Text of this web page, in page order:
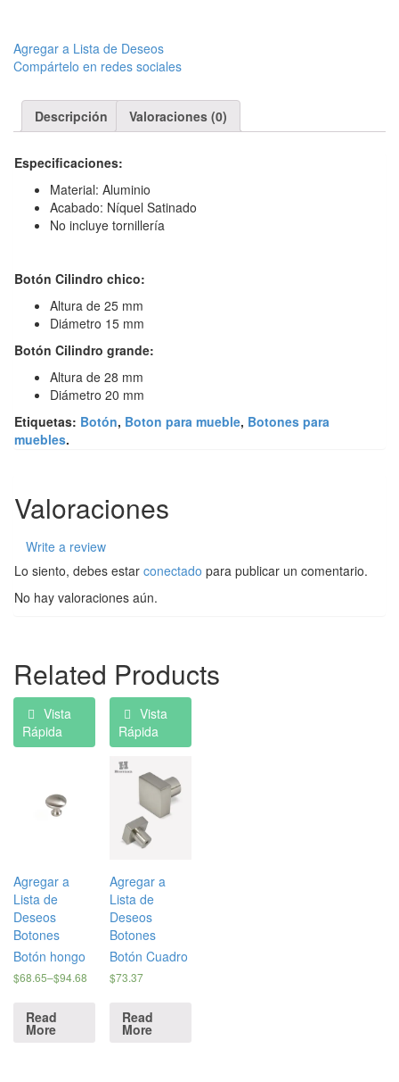
Agregar a Lista de Deseos
Compártelo en redes sociales
Descripción Valoraciones (0)
Especificaciones:
Material: Aluminio
Acabado: Níquel Satinado
No incluye tornillería
Botón Cilindro chico:
Altura de 25 mm
Diámetro 15 mm
Botón Cilindro grande:
Altura de 28 mm
Diámetro 20 mm
Etiquetas: Botón, Boton para mueble, Botones para
muebles.
Valoraciones
Write a review
Lo siento, debes estar conectado para publicar un comentario.
No hay valoraciones aún.
Related Products
Vista
Rápida
Agregar a
Lista de
Deseos
Botones
Botón hongo
$68.65–$94.68
Read
More
Vista
Rápida
Agregar a
Lista de
Deseos
Botones
Botón Cuadro
$73.37
Read
More